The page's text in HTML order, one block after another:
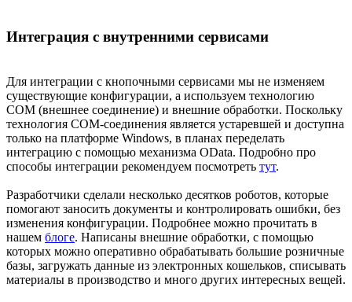
Интеграция с внутренними сервисами
Для интеграции с кнопочными сервисами мы не изменяем
существующие конфигурации, а используем технологию
COM (внешнее соединение) и внешние обработки. Поскольку
технология COM-соединения является устаревшей и доступна
только на платформе Windows, в планах переделать
интеграцию с помощью механизма OData. Подробно про
способы интеграции рекомендуем посмотреть тут.
Разработчики сделали несколько десятков роботов, которые
помогают заносить документы и контролировать ошибки, без
изменения конфигурации. Подробнее можно прочитать в
нашем блоге. Написаны внешние обработки, с помощью
которых можно оперативно обрабатывать большие розничные
базы, загружать данные из электронных кошельков, списывать
материалы в производство и много других интересных вещей.